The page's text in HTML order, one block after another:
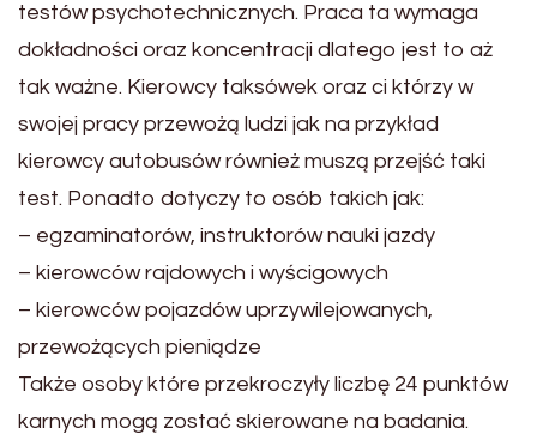
testów psychotechnicznych. Praca ta wymaga
dokładności oraz koncentracji dlatego jest to aż
tak ważne. Kierowcy taksówek oraz ci którzy w
swojej pracy przewożą ludzi jak na przykład
kierowcy autobusów również muszą przejść taki
test. Ponadto dotyczy to osób takich jak:
– egzaminatorów, instruktorów nauki jazdy
– kierowców rajdowych i wyścigowych
– kierowców pojazdów uprzywilejowanych,
przewożących pieniądze
Także osoby które przekroczyły liczbę 24 punktów
karnych mogą zostać skierowane na badania.